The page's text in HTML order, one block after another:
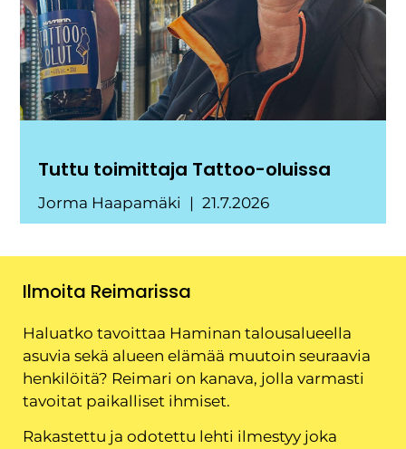
Tuttu toimittaja Tattoo-oluissa
Jorma Haapamäki 21.7.2026
Ilmoita Reimarissa
Haluatko tavoittaa Haminan talousalueella
asuvia sekä alueen elämää muutoin seuraavia
henkilöitä? Reimari on kanava, jolla varmasti
tavoitat paikalliset ihmiset.
Rakastettu ja odotettu lehti ilmestyy joka